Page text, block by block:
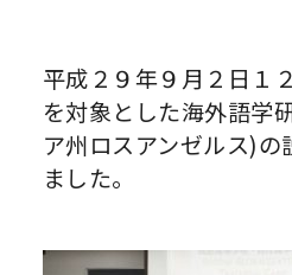
平成２９年９月２日１
を対象とした海外語学
ア州ロスアンゼルス)
ました。